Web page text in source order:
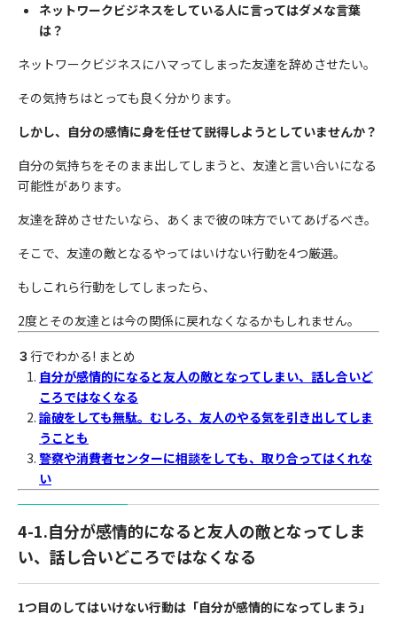
ネットワークビジネスをしている人に言ってはダメな言葉
は？
ネットワークビジネスにハマってしまった友達を辞めさせたい。
その気持ちはとっても良く分かります。
しかし、自分の感情に身を任せて説得しようとしていませんか？
自分の気持ちをそのまま出してしまうと、友達と言い合いになる
可能性があります。
友達を辞めさせたいなら、あくまで彼の味方でいてあげるべき。
そこで、友達の敵となるやってはいけない行動を4つ厳選。
もしこれら行動をしてしまったら、
2度とその友達とは今の関係に戻れなくなるかもしれません。
３行でわかる! まとめ
自分が感情的になると友人の敵となってしまい、話し合いど
ころではなくなる
論破をしても無駄。むしろ、友人のやる気を引き出してしま
うことも
警察や消費者センターに相談をしても、取り合ってはくれな
い
4-1.自分が感情的になると友人の敵となってしま
い、話し合いどころではなくなる
1つ目のしてはいけない行動は 「自分が感情的になってしまう」